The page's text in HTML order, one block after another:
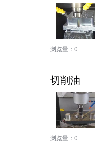
浏览量： 0
切削油
浏览量： 0